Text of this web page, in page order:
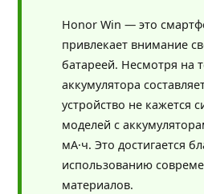
Honor Win — это
привлекает внимание
батареей. Несмотря на
аккумулятора
устройство не кажется
моделей с
мА·ч. Это достигается
использованию
материалов.